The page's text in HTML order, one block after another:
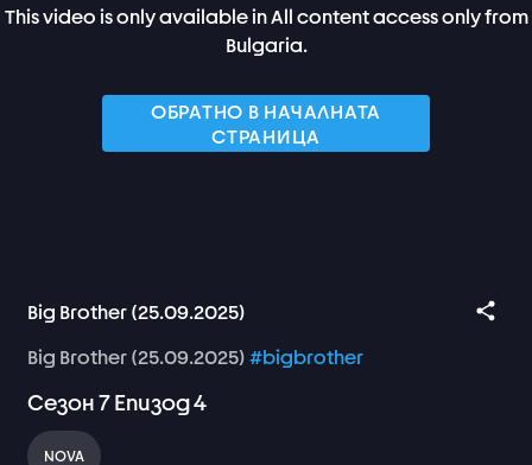
This video is only available in All content access only from
Bulgaria.
ОБРАТНО В НАЧАЛНАТА
СТРАНИЦА
Big Brother (25.09.2025)
Big Brother (25.09.2025) #bigbrother
Сезон 7Епизод4
NOVA